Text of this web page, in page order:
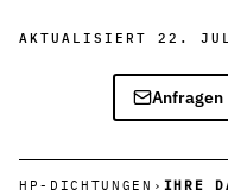
Chemieindustrie
Pharmaindustrie
AKTUALISIERT 22.
Anfragen
HP-DICHTUNGEN › IHRE